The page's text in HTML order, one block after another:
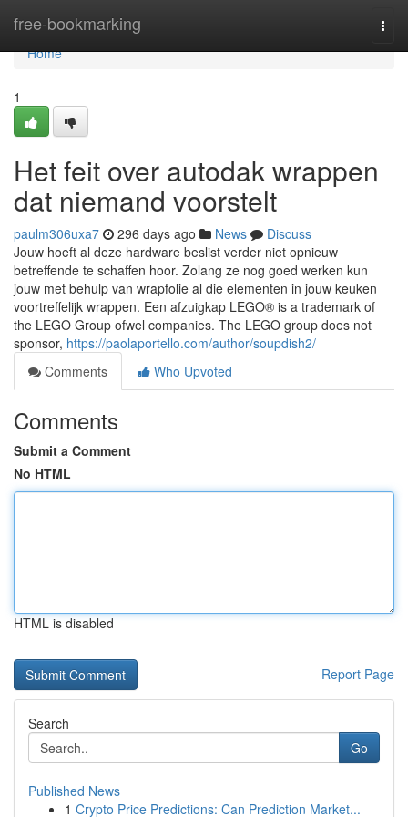
free-bookmarking
Home
Home
1
Het feit over autodak wrappen
dat niemand voorstelt
paulm306uxa7 296 days ago News
Discuss
Jouw hoeft al deze hardware beslist verder niet opnieuw
betreffende te schaffen hoor. Zolang ze nog goed werken kun
jouw met behulp van wrapfolie al die elementen in jouw keuken
voortreffelijk wrappen. Een afzuigkap LEGO® is a trademark of
the LEGO Group ofwel companies. The LEGO group does not
sponsor, https://paolaportello.com/author/soupdish2/
Comments
Who Upvoted
Comments
Submit a Comment
No HTML
HTML is disabled
Report Page
Search
Go
Published News
1 Crypto Price Predictions: Can Prediction Market...